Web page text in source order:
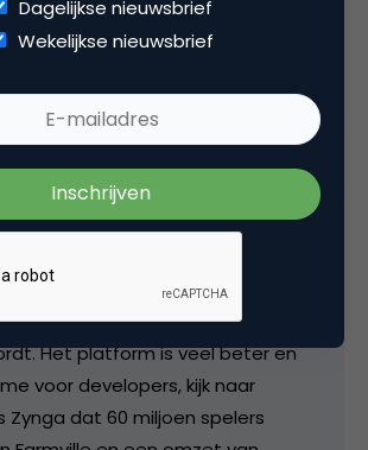
Nederland Facebook ook de
Het platform is veel beter en
voor developers, kijk naar
Zynga dat 60 miljoen spelers
Dagelijkse nieuwsbrief
Wekelijkse nieuwsbrief